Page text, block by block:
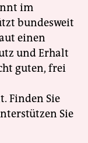
im
bundesweit
einen
und Erhalt
guten, frei
Finden Sie
Sie